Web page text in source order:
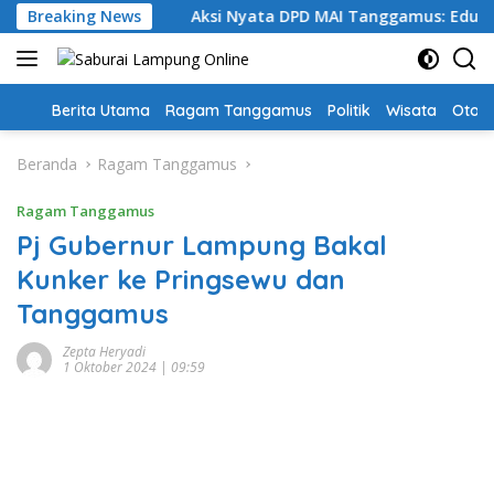
Langsung
ke
konten
Breaking News
Layak Aksi Nyata DPD MAI Tanggamus: Edukasi
Home
Berita Utama Ragam Tanggamus Politik Wisata Oto
Beranda Ragam Tanggamus
Ragam Tanggamus
Pj Gubernur Lampung Bakal
Kunker ke Pringsewu dan
Tanggamus
Zepta Heryadi
1 Oktober 2024 | 09:59